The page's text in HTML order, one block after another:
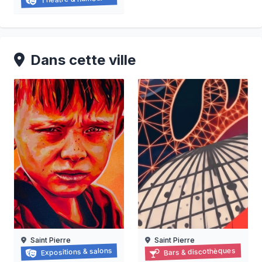
21/03/2026 au
Dans cette ville
Face à Face
Saint Pierre
Expositions & salons Récif perché
Saint Pierre
Bars & discothèques